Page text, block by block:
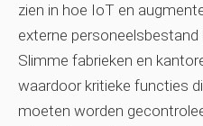
zien in hoe IoT en
externe personeelsbestand
Slimme fabrieken en
waardoor kritieke functies
moeten worden